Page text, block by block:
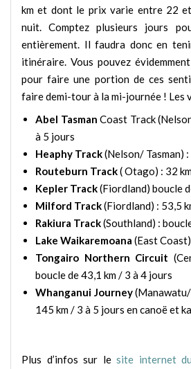
km et dont le prix varie entre 22
nuit. Comptez plusieurs jours
entièrement. Il faudra donc en
itinéraire. Vous pouvez
pour faire une portion de ces
faire demi-tour à la mi-journée ! Les
Abel Tasman Coast Track
à 5 jours
Heaphy Track(Nelson/ Tasman)
Routeburn Track( Otago) : 32
Kepler Track(Fiordland) boucle
Milford Track(Fiordland) : 53,5
Rakiura Track(Southland) :
Lake Waikaremoana (East
Tongairo Northern Circuit
boucle de 43,1 km / 3 à 4 jours
Whanganui Journey(Manawatu/
145 km / 3 à 5 jours en canoë et
Plus d’infos sur lesite internet